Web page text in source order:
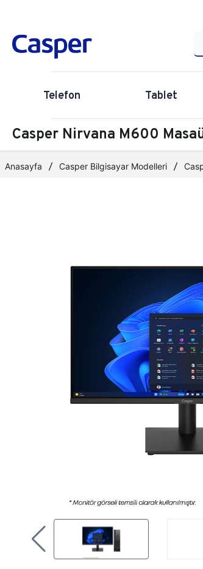
Telefon Tablet
Casper Nirvana M600
Anasayfa Casper Bilgisayar Modelleri